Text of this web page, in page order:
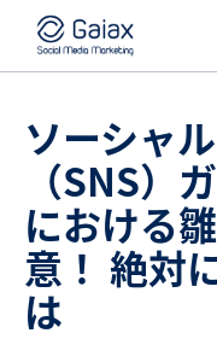
ソーシャ
（SNS）
における
意！ 絶対
は